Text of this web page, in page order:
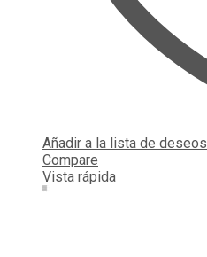
Añadir a la lista de deseos
Compare
Vista rápida